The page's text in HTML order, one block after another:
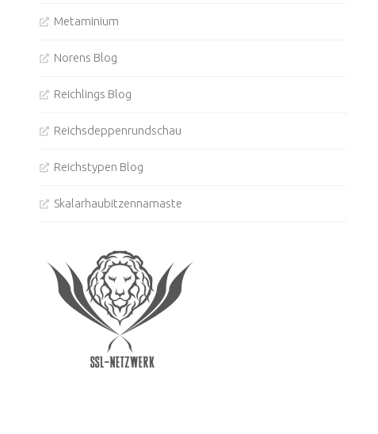
Metaminium
Norens Blog
Reichlings Blog
Reichsdeppenrundschau
Reichstypen Blog
Skalarhaubitzennamaste